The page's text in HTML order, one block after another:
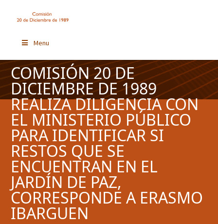
Menu
COMISIÓN 20 DE
DICIEMBRE DE 1989
REALIZA DILIGENCIA CON
EL MINISTERIO PÚBLICO
PARA IDENTIFICAR SI
RESTOS QUE SE
ENCUENTRAN EN EL
JARDÍN DE PAZ,
CORRESPONDE A ERASMO
IBARGUEN